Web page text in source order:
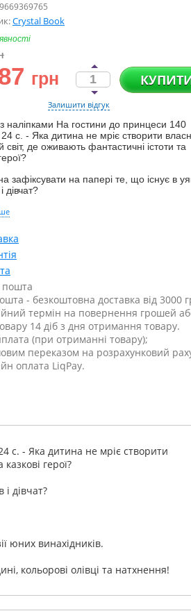
Crystal Book
грн
Залишити відгук
наліпками На гостини до принцеси 140
24 с. - Яка дитина не мріє створити
світ, де оживають фантастичні істоти та
зафіксувати на папері те, що існує в
дівчат?
пошта
- безкоштовна доставка від 3000
термін на повернення грошей
14 діб з дня отримання товару.
(при отриманні товару);
переказом на розрахунковий
оплата LiqPay.
с. - Яка дитина не мріє створити
герої?
дівчат?
юних винахідників.
кольорові олівці та натхнення!